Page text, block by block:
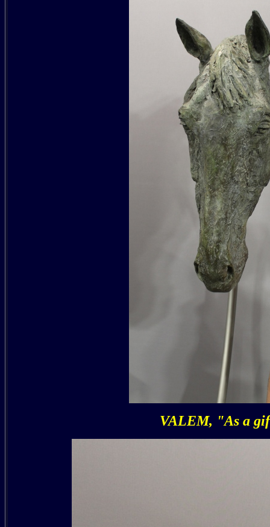
VALEM, "As a